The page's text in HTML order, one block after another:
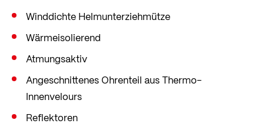
Winddichte Helmunterziehmütze
Wärmeisolierend
Atmungsaktiv
Angeschnittenes Ohrenteil aus Thermo-
Innenvelours
Reflektoren